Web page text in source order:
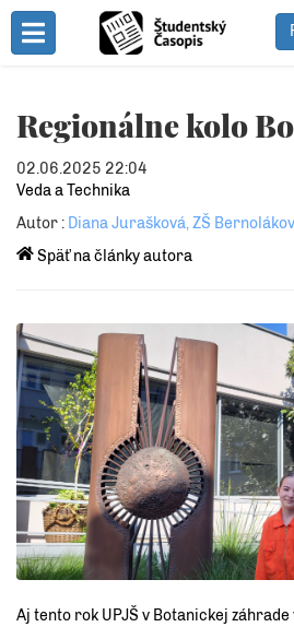
Toggle Menu
Regionálne kolo
02.06.2025 22:04
Veda a Technika
Autor : Diana Jurašková, ZŠ
Späť na články autora
Aj tento rok UPJŠ v Botanickej